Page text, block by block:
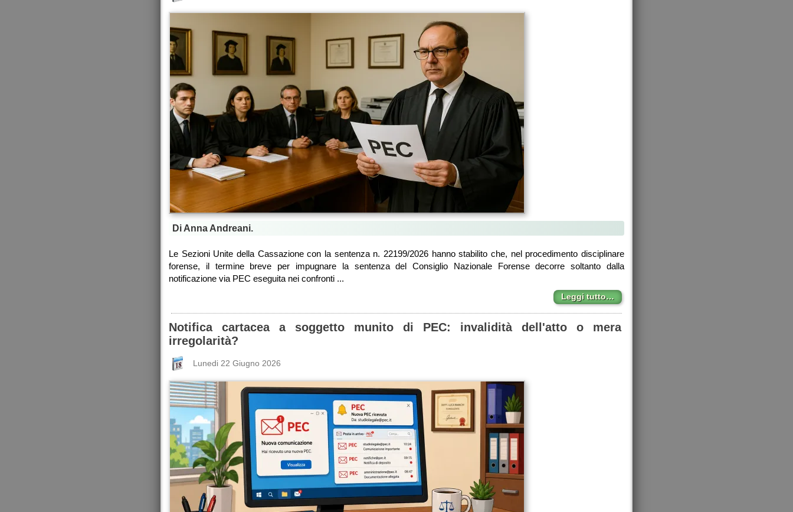
Di Anna Andreani.
Le Sezioni Unite della Cassazione con la sentenza n. 22199/2026 hanno stabilito che, nel procedimento disciplinare
forense, il termine breve per impugnare la sentenza del Consiglio Nazionale Forense decorre soltanto dalla
notificazione via PEC eseguita nei confronti ...
Leggi tutto…
Notifica cartacea a soggetto munito di PEC: invalidità dell'atto o mera
irregolarità?
Lunedi 22 Giugno 2026